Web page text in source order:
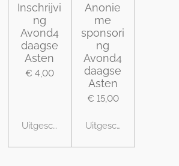
Inschrijvi
ng
Avond4
daagse
Asten
€ 4,00
Uitgeschakeld
Anonie
me
sponsori
ng
Avond4
daagse
Asten
€ 15,00
Uitgeschakeld